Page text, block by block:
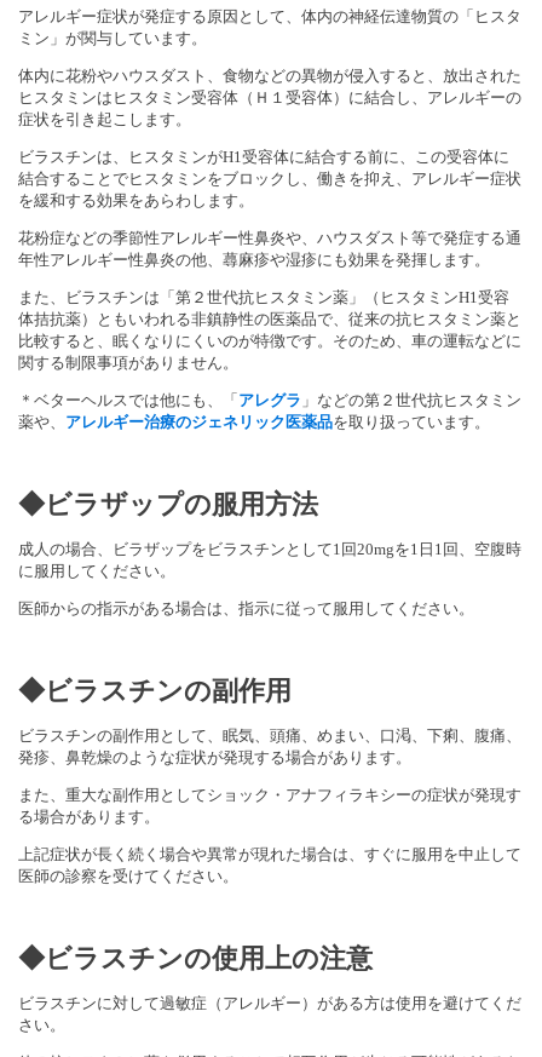
アレルギー症状が発症する原因として、体内の神経伝達物質の「ヒスタ
ミン」が関与しています。
体内に花粉やハウスダスト、食物などの異物が侵入すると、放出された
ヒスタミンはヒスタミン受容体（Ｈ１受容体）に結合し、アレルギーの
症状を引き起こします。
ビラスチンは、ヒスタミンがH1受容体に結合する前に、この受容体に
結合することでヒスタミンをブロックし、働きを抑え、アレルギー症状
を緩和する効果をあらわします。
花粉症などの季節性アレルギー性鼻炎や、ハウスダスト等で発症する通
年性アレルギー性鼻炎の他、蕁麻疹や湿疹にも効果を発揮します。
また、ビラスチンは「第２世代抗ヒスタミン薬」（ヒスタミンH1受容
体拮抗薬）ともいわれる非鎮静性の医薬品で、従来の抗ヒスタミン薬と
比較すると、眠くなりにくいのが特徴です。そのため、車の運転などに
関する制限事項がありません。
＊ベターヘルスでは他にも、「アレグラ 」などの第２世代抗ヒスタミン
薬や、 アレルギー治療のジェネリック医薬品を取り扱っています。
◆ビラザップの服用方法
成人の場合、ビラザップをビラスチンとして1回20mgを1日1回、空腹時
に服用してください。
医師からの指示がある場合は、指示に従って服用してください。
◆ビラスチンの副作用
ビラスチンの副作用として、眠気、頭痛、めまい、口渇、下痢、腹痛、
発疹、鼻乾燥のような症状が発現する場合があります。
また、重大な副作用としてショック・アナフィラキシーの症状が発現す
る場合があります。
上記症状が長く続く場合や異常が現れた場合は、すぐに服用を中止して
医師の診察を受けてください。
◆ビラスチンの使用上の注意
ビラスチンに対して過敏症（アレルギー） がある方は使用を避けてくだ
さい。